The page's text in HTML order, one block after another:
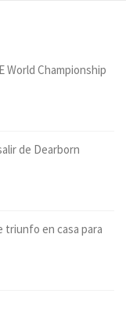
World Championship
de Dearborn
triunfo en casa para